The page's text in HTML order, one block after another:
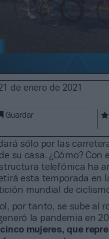
de enero de 2021
Guardar
sólo por las
su casa. ¿Cómo? Con
telefónica ha
esta temporada en
mundial de
por tanto, se sube al
la pandemia en
mujeres, que